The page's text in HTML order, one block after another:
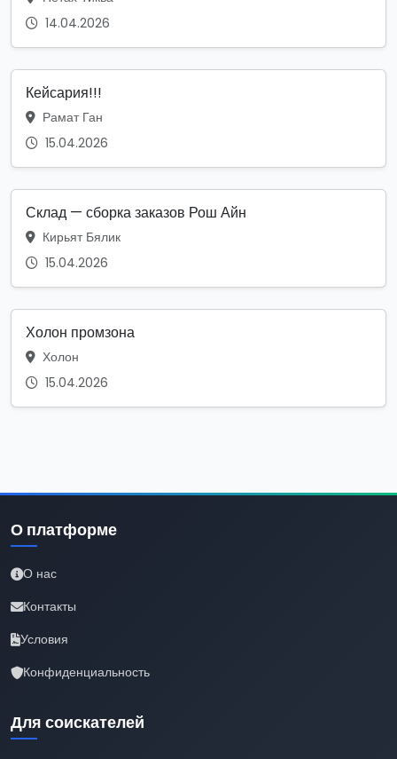
14.04.2026
Кейсария!!!
Рамат Ган
15.04.2026
Склад — сборка заказов Рош Айн
Кирьят Бялик
15.04.2026
Холон промзона
Холон
15.04.2026
О платформе
О нас
Контакты
Условия
Конфиденциальность
Для соискателей